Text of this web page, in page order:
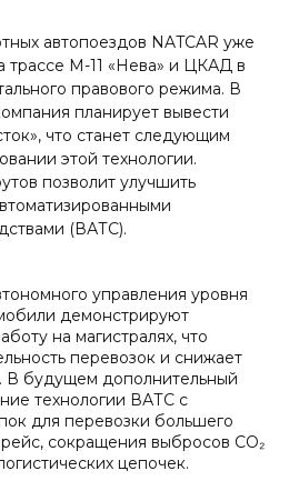
автопоездов NATCAR уже
трассе М-11 «Нева» и ЦКАД в
правового режима. В
планирует вывести
что станет следующим
этой технологии.
позволит улучшить
(ВАТС).
управления уровня
демонстрируют
на магистралях, что
перевозок и снижает
В будущем дополнительный
технологии ВАТС с
для перевозки большего
сокращения выбросов CO₂
цепочек.